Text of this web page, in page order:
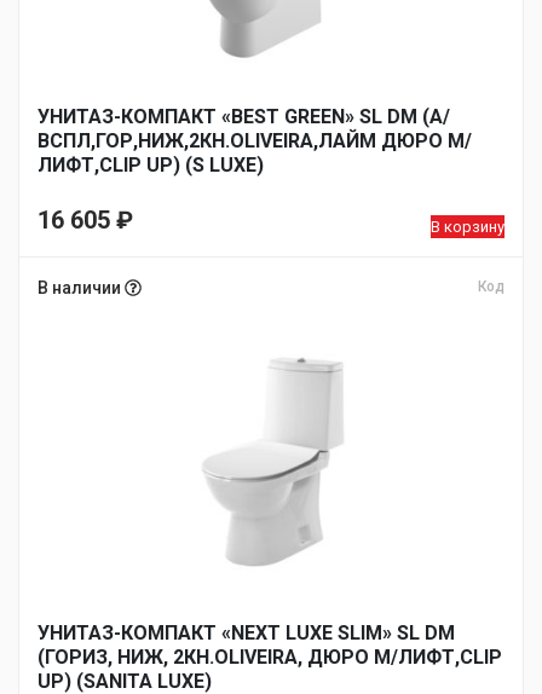
УНИТАЗ-КОМПАКТ «BEST GREEN» SL DM (А/
ВСПЛ,ГОР,НИЖ,2КН.OLIVEIRA,ЛАЙМ ДЮРО М/
ЛИФТ,CLIP UP) (S LUXE)
16 605 ₽ В корзину
В наличии Код
УНИТАЗ-КОМПАКТ «NEXT LUXE SLIM» SL DM
(ГОРИЗ, НИЖ, 2КН.OLIVEIRA, ДЮРО М/ЛИФТ,CLIP
UP) (SANITA LUXE)